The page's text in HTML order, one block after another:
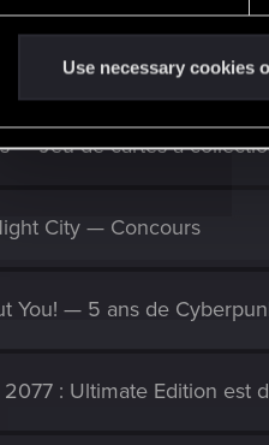
Use necessary cookies
— Jeu de cartes à
City — Concours
You! — 5 ans de
: Ultimate Edition est